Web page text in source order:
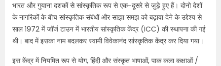
भारत और गुयाना दशकों से सांस्कृतिक रूप से एक-दूसरे से जुड़े हुए हैं। दोनो देशों
के नागरिकों के बीच सांस्कृतिक संबंधों और साझा समझ को बढ़ावा देने के उद्देश्य से
साल 1972 में जॉर्ज टाउन में भारतीय सांस्कृतिक केंद्र (ICC) की स्थापना की गई
थी। बाद में इसका नाम बदलकर स्वामी विवेकानंद सांस्कृतिक केंद्र कर दिया गया।
इस केंद्र में नियमित रूप से योग, हिंदी और संस्कृत भाषाओं, पाक कला कक्षाओं /